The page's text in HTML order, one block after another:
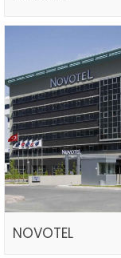
NOVOTEL